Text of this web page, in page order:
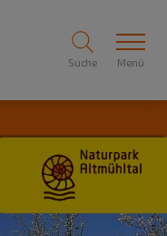
Suche Menü